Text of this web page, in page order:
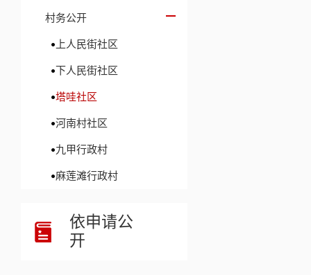
村务公开
上人民街社区
下人民街社区
塔哇社区
河南村社区
九甲行政村
麻莲滩行政村
依申请公
开